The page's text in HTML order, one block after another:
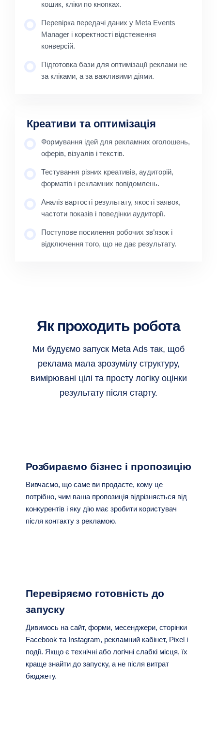
кошик, кліки по кнопках.
Перевірка передачі даних у Meta Events
Manager і коректності відстеження
конверсій.
Підготовка бази для оптимізації реклами не
за кліками, а за важливими діями.
Креативи та оптимізація
Формування ідей для рекламних оголошень,
оферів, візуалів і текстів.
Тестування різних креативів, аудиторій,
форматів і рекламних повідомлень.
Аналіз вартості результату, якості заявок,
частоти показів і поведінки аудиторії.
Поступове посилення робочих зв’язок і
відключення того, що не дає результату.
Як проходить робота
Ми будуємо запуск Meta Ads так, щоб
реклама мала зрозумілу структуру,
вимірювані цілі та просту логіку оцінки
результату після старту.
Розбираємо бізнес і пропозицію
Вивчаємо, що саме ви продаєте, кому це
потрібно, чим ваша пропозиція відрізняється від
конкурентів і яку дію має зробити користувач
після контакту з рекламою.
Перевіряємо готовність до
запуску
Дивимось на сайт, форми, месенджери, сторінки
Facebook та Instagram, рекламний кабінет, Pixel і
події. Якщо є технічні або логічні слабкі місця, їх
краще знайти до запуску, а не після витрат
бюджету.